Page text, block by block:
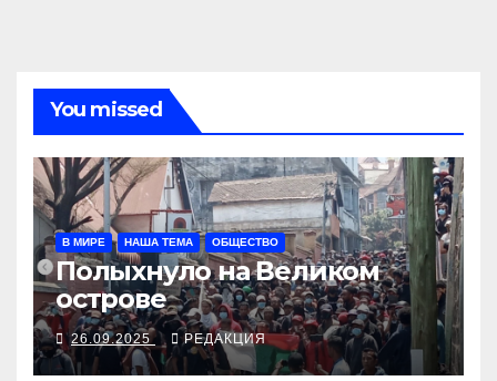
You missed
В МИРЕ НАША ТЕМА ОБЩЕСТВО
Полыхнуло на Великом
острове
26.09.2025 РЕДАКЦИЯ